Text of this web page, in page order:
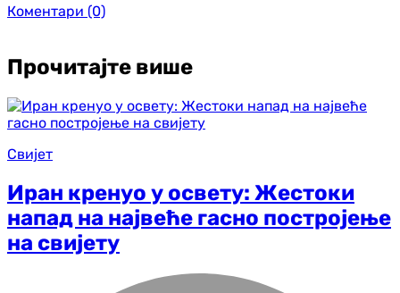
Коментари (0)
Прочитајте више
Свијет
Иран кренуо у освету: Жестоки
напад на највеће гасно постројење
на свијету